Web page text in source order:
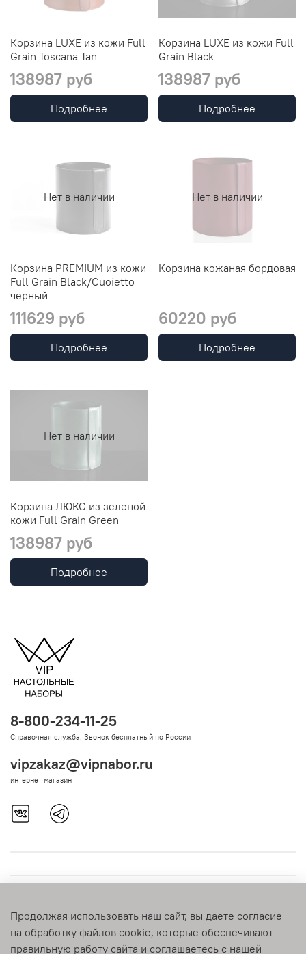
Корзина LUXE из кожи Full
Grain Toscana Tan
138987 руб
Подробнее
Корзина LUXE из кожи Full
Grain Black
138987 руб
Подробнее
Нет в наличии
Корзина PREMIUM из кожи
Full Grain Black/Cuoietto
черный
111629 руб
Подробнее
Нет в наличии
Корзина кожаная бордовая
60220 руб
Подробнее
Нет в наличии
Корзина ЛЮКС из зеленой
кожи Full Grain Green
138987 руб
Подробнее
8-800-234-11-25
Справочная служба. Звонок бесплатный по России
vipzakaz@vipnabor.ru
интернет-магазин
Продолжая использовать наш сайт, вы даете согласие
на обработку файлов cookie, которые обеспечивают
правильную работу сайта и соглашаетесь с нашей